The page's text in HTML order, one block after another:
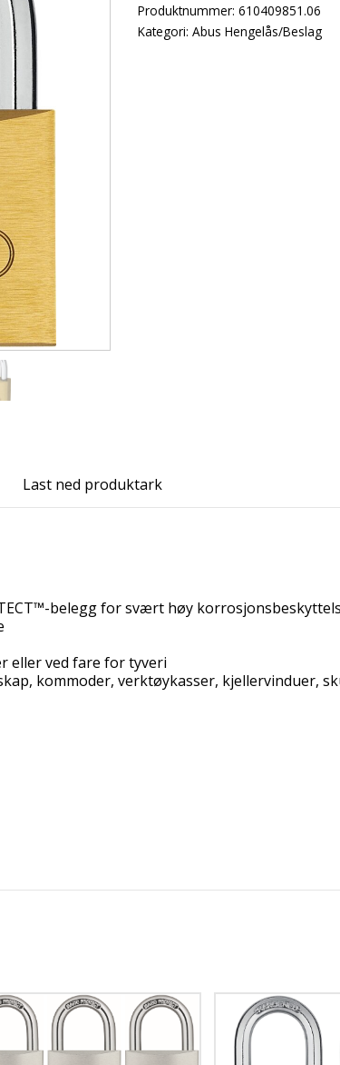
Produktnummer: 610409851.06
Kategori: Abus Hengelås/Beslag
Last ned produktark
belegg for svært høy
eller ved fare for tyveri
kommoder, verktøykasser, kjellervinduer,